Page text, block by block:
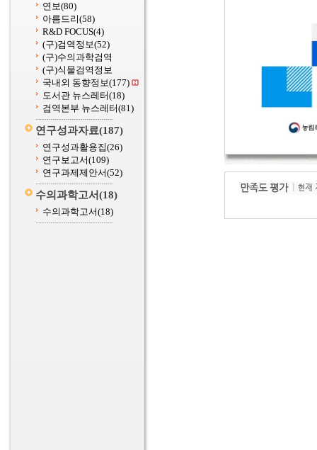
연보(80)
아름드리(58)
R&D FOCUS(4)
(구)검역정보(52)
(구)수의과학검역
(구)식물검역정보
국내외 동향정보(177)
도서관 뉴스레터(18)
검역본부 뉴스레터(81)
연구성과자료(187)
연구성과활용집(26)
연구보고서(109)
연구과제제안서(52)
수의과학고서(18)
수의과학고서(18)